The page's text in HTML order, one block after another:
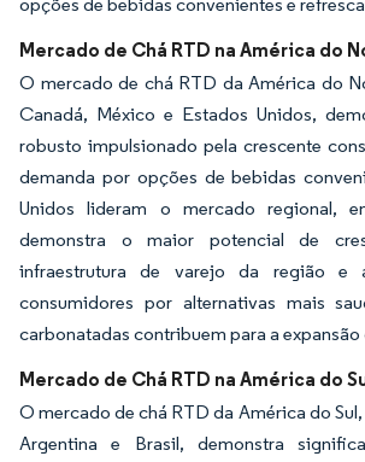
Mercado de Chá RTD na América do
O mercado de chá RTD da América do
Canadá, México e Estados Unidos,
robusto impulsionado pela crescente
demanda por opções de bebidas
Unidos lideram o mercado regional,
demonstra o maior potencial de
infraestrutura de varejo da região e
consumidores por alternativas mais
carbonatadas contribuem para a
Mercado de Chá RTD na América do
O mercado de chá RTD da América do
Argentina e Brasil, demonstra